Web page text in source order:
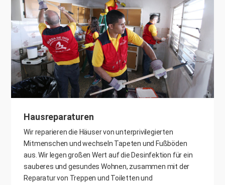
Hausreparaturen
Wir reparieren die Häuser von unterprivilegierten
Mitmenschen und wechseln Tapeten und Fußböden
aus. Wir legen großen Wert auf die Desinfektion für ein
sauberes und gesundes Wohnen, zusammen mit der
Reparatur von Treppen und Toiletten und